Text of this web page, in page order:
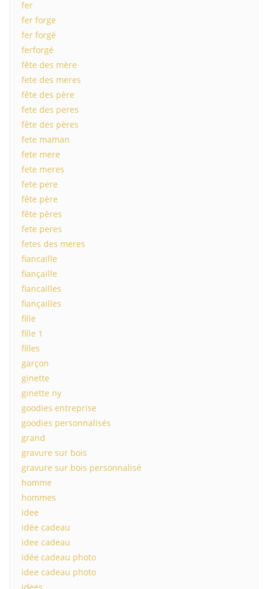
fer
fer forge
fer forgé
ferforgé
fête des mère
fete des meres
fête des père
fete des peres
fête des pères
fete maman
fete mere
fete meres
fete pere
fête père
fête pères
fete peres
fetes des meres
fiancaille
fiançaille
fiancailles
fiançailles
fille
fille 1
filles
garçon
ginette
ginette ny
goodies entreprise
goodies personnalisés
grand
gravure sur bois
gravure sur bois personnalisé
homme
hommes
idee
idée cadeau
idee cadeau
idée cadeau photo
idee cadeau photo